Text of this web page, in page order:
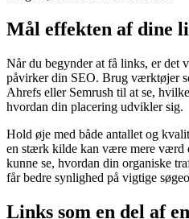
Mål effekten af dine
Når du begynder at få links, er det
påvirker din SEO. Brug værktøjer
Ahrefs eller Semrush til at se,
hvordan din placering udvikler sig.
Hold øje med både antallet og
en stærk kilde kan være mere værd
kunne se, hvordan din organiske
får bedre synlighed på vigtige
Links som en del af